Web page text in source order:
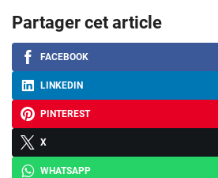
Partager cet article
FACEBOOK
LINKEDIN
PINTEREST
X
WHATSAPP